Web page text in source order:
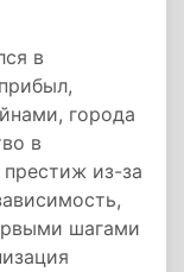
в
города
в
престиж из-за
шагами